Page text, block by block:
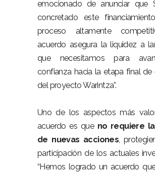
emocionado de anunciar que
concretado este
proceso altamente
acuerdo asegura la liquidez a
que necesitamos para
confianza hacia la etapa final de
del proyecto Warintza”.
Uno de los aspectos más
acuerdo es que no requiere
de nuevas acciones,
participación de los actuales
“Hemos logrado un acuerdo